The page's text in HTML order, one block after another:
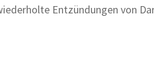
Entzündungen von